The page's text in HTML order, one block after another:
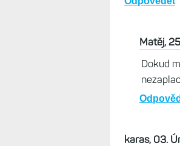
Matěj,
Dokud
karas, 03.